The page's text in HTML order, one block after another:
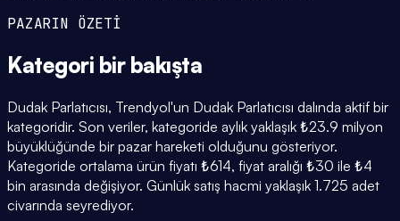
PAZARIN ÖZETİ
Kategori bir bakışta
Dudak Parlatıcısı, Trendyol'un Dudak Parlatıcısı dalında aktif bir
kategoridir. Son veriler, kategoride aylık yaklaşık ₺23.9 milyon
büyüklüğünde bir pazar hareketi olduğunu gösteriyor.
Kategoride ortalama ürün fiyatı ₺614, fiyat aralığı ₺30 ile ₺4
bin arasında değişiyor. Günlük satış hacmi yaklaşık 1.725 adet
civarında seyrediyor.